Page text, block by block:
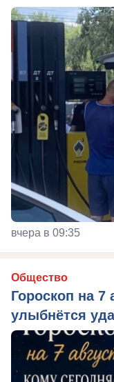
вчера в 09:35
Общество
Гороскоп на 7
улыбнётся